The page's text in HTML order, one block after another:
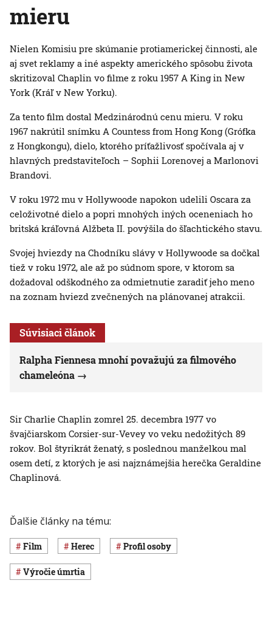
mieru
Nielen Komisiu pre skúmanie protiamerickej činnosti, ale
aj svet reklamy a iné aspekty amerického spôsobu života
skritizoval Chaplin vo filme z roku 1957 A King in New
York (Kráľ v New Yorku).
Za tento film dostal Medzinárodnú cenu mieru. V roku
1967 nakrútil snímku A Countess from Hong Kong (Grófka
z Hongkongu), dielo, ktorého príťažlivosť spočívala aj v
hlavných predstaviteľoch – Sophii Lorenovej a Marlonovi
Brandovi.
V roku 1972 mu v Hollywoode napokon udelili Oscara za
celoživotné dielo a popri mnohých iných oceneniach ho
britská kráľovná Alžbeta II. povýšila do šľachtického stavu.
Svojej hviezdy na Chodníku slávy v Hollywoode sa dočkal
tiež v roku 1972, ale až po súdnom spore, v ktorom sa
dožadoval odškodného za odmietnutie zaradiť jeho meno
na zoznam hviezd zvečnených na plánovanej atrakcii.
Súvisiaci článok
Ralpha Fiennesa mnohí považujú za filmového
chameleóna
Sir Charlie Chaplin zomrel 25. decembra 1977 vo
švajčiarskom Corsier-sur-Vevey vo veku nedožitých 89
rokov. Bol štyrikrát ženatý, s poslednou manželkou mal
osem detí, z ktorých je asi najznámejšia herečka Geraldine
Chaplinová.
Ďalšie články na tému:
film herec profil osoby
výročie úmrtia